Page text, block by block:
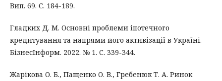
Вип. 69. С. 184-189.
Гладких Д. М. Основні проблеми іпотечного
кредитування та напрями його активізації в Україні.
БізнесІнформ. 2022. № 1. С. 339-344.
Жарікова О. Б., Пащенко О. В., Гребенюк Т. А. Ринок